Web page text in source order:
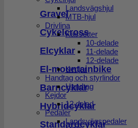
Gravel
Cykelcross
Elcyklar
El-mountainbike
Barncyklar
Hybridcyklar
Standardcyklar
Landsvägshjul
MTB-hjul
Drivlina
Kassetter
10-delade
11-delade
12-delade
Kedjor
Handtag och styrlindor
Handtag
Kejdor
12 delad
Pedaler
Landsvägspedaler